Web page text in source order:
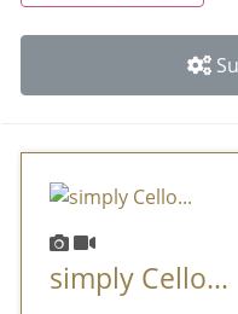
simply Cello...